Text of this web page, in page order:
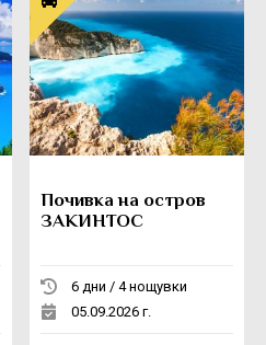
Почивка на остров
ЗАКИНТОС
6 дни / 4 нощувки
05.09.2026 г.